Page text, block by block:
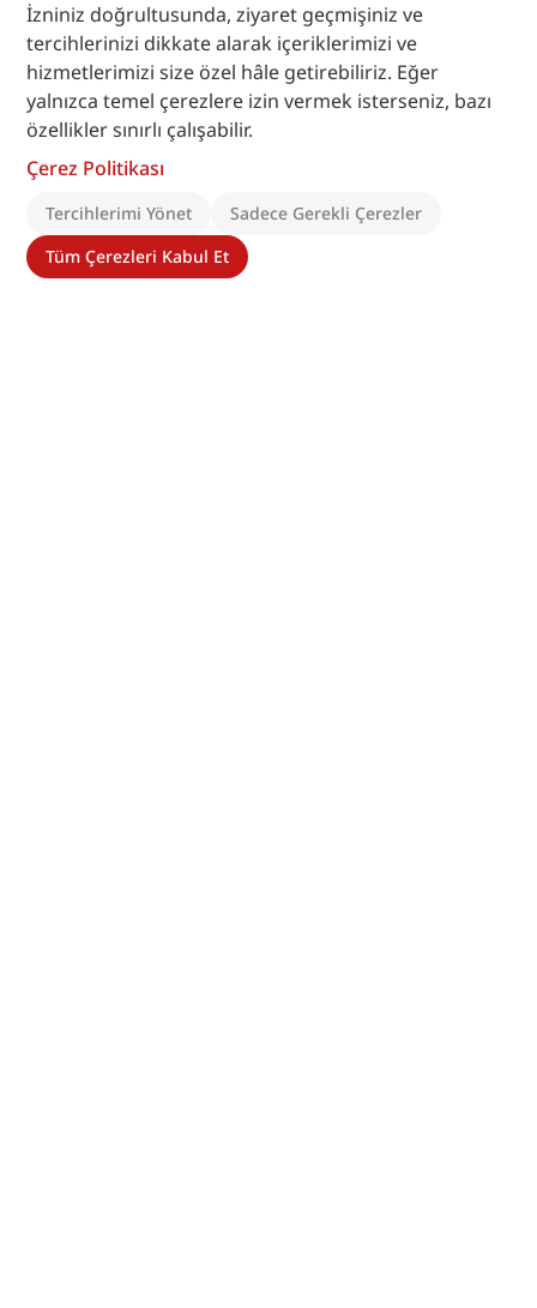
İzniniz doğrultusunda, ziyaret geçmişiniz ve
tercihlerinizi dikkate alarak içeriklerimizi ve
hizmetlerimizi size özel hâle getirebiliriz. Eğer
yalnızca temel çerezlere izin vermek isterseniz, bazı
özellikler sınırlı çalışabilir.
Çerez Politikası
Tercihlerimi Yönet
Sadece Gerekli Çerezler
Tüm Çerezleri Kabul Et